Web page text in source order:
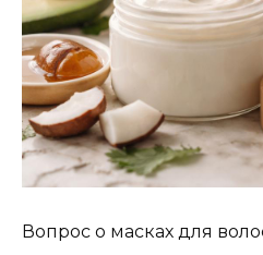
Вопрос о масках для